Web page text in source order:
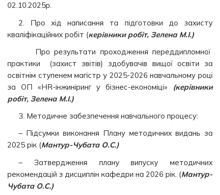
02.10.2025р.
2. Про хід написання та підготовки до захисту
кваліфікаційних робіт (керівники робіт, Зелена М.І.)
Про результати проходження переддипломної
практики (захист звітів) здобувачів вищої освіти за
освітнім ступенем магістр у 2025-2026 навчальному році
за ОП «HR-інжиніринг у бізнес-економіці»
(керівники
робіт, Зелена М.І.)
3. Методичне забезпечення навчального процесу:
– Підсумки виконання Плану методичних видань за
2025 рік (Мантур-Чубата О.С.)
– Затвердження плану випуску методичних
рекомендацій з дисциплін кафедри на 2026 рік. (Мантур-
Чубата О.С.)